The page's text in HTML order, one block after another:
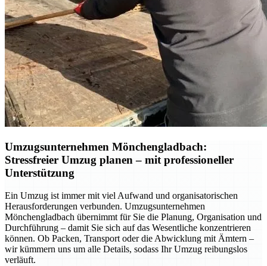
Umzugsunternehmen Mönchengladbach:
Stressfreier Umzug planen – mit professioneller
Unterstützung
Ein Umzug ist immer mit viel Aufwand und organisatorischen
Herausforderungen verbunden. Umzugsunternehmen
Mönchengladbach übernimmt für Sie die Planung, Organisation und
Durchführung – damit Sie sich auf das Wesentliche konzentrieren
können. Ob Packen, Transport oder die Abwicklung mit Ämtern –
wir kümmern uns um alle Details, sodass Ihr Umzug reibungslos
verläuft.